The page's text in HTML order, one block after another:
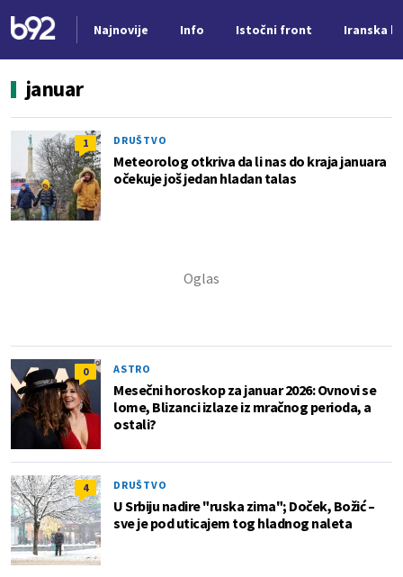
Najnovije Info Istočni front Iranska
januar
1 DRUŠTVO
Meteorolog otkriva da li nas do kraja januara
očekuje još jedan hladan talas
0 ASTRO
Mesečni horoskop za januar 2026: Ovnovi se
lome, Blizanci izlaze iz mračnog perioda, a
ostali?
4 DRUŠTVO
U Srbiju nadire "ruska zima"; Doček, Božić –
sve je pod uticajem tog hladnog naleta